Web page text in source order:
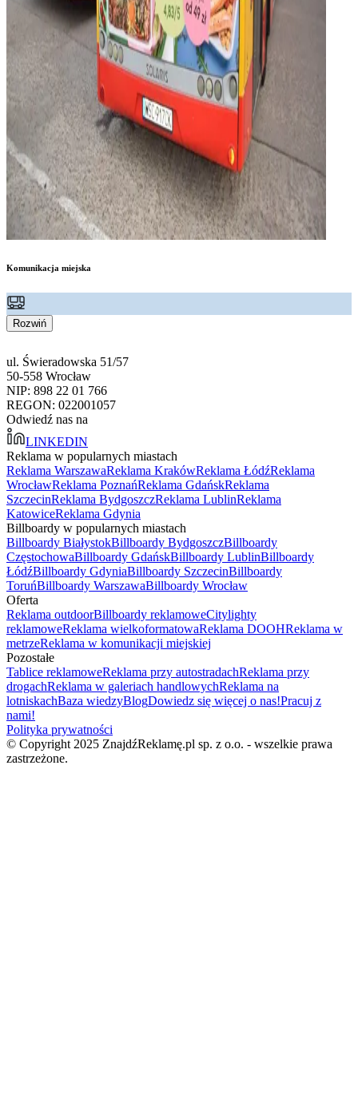
Komunikacja miejska
Rozwiń
ul. Świeradowska 51/57
50-558 Wrocław
NIP: 898 22 01 766
REGON: 022001057
Odwiedź nas na
LINKEDIN
Reklama w popularnych miastach
Reklama WarszawaReklama KrakówReklama ŁódźReklama
WrocławReklama PoznańReklama GdańskReklama
SzczecinReklama BydgoszczReklama LublinReklama
KatowiceReklama Gdynia
Billboardy w popularnych miastach
Billboardy BiałystokBillboardy BydgoszczBillboardy
CzęstochowaBillboardy GdańskBillboardy LublinBillboardy
ŁódźBillboardy GdyniaBillboardy SzczecinBillboardy
ToruńBillboardy WarszawaBillboardy Wrocław
Oferta
Reklama outdoorBillboardy reklamoweCitylighty
reklamoweReklama wielkoformatowaReklama DOOHReklama w
metrzeReklama w komunikacji miejskiej
Pozostałe
Tablice reklamoweReklama przy autostradachReklama przy
drogachReklama w galeriach handlowychReklama na
lotniskachBaza wiedzyBlogDowiedz się więcej o nas!Pracuj z
nami!
Polityka prywatności
© Copyright 2025 ZnajdźReklamę.pl sp. z o.o. - wszelkie prawa
zastrzeżone.